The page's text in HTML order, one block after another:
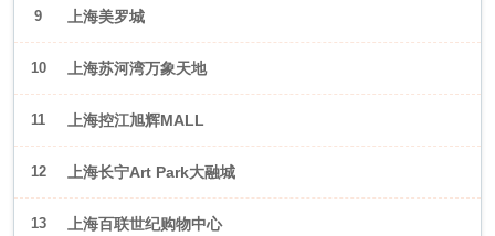
9 上海美罗城
10 上海苏河湾万象天地
11 上海控江旭辉MALL
12 上海长宁Art Park大融城
13 上海百联世纪购物中心